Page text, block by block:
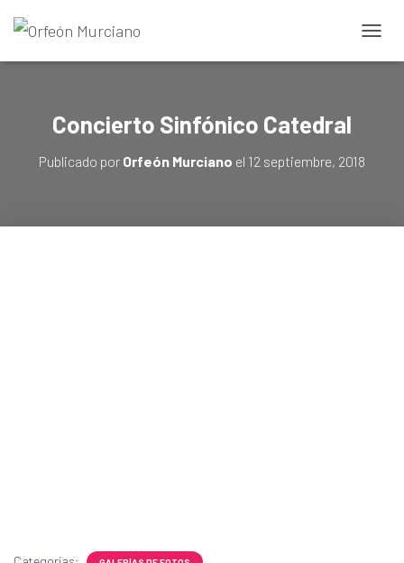
Concierto Sinfónico Catedral
Publicado por Orfeón Murciano el 12 septiembre, 2018